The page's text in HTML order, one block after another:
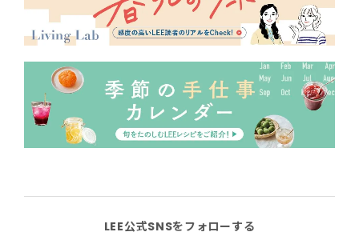
LEE公式SNSをフォローする